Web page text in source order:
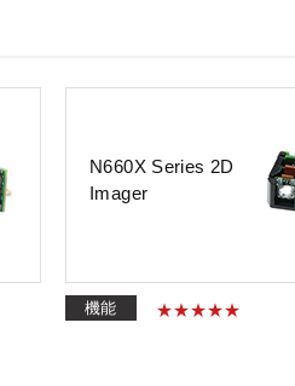
N660X Series 2D
Imager
機能